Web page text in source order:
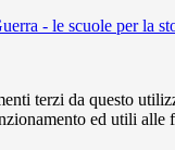
- le scuole per la
terzi da questo
ed utili alle